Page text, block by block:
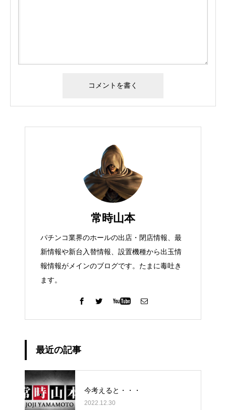
常時山本
パチンコ業界のホールの出店・閉店情報、最
新情報や新台入替情報、設置機種から出玉情
報情報がメインのブログです。たまに毒吐き
ます。
最近の記事
今考えると・・・
2022.12.30